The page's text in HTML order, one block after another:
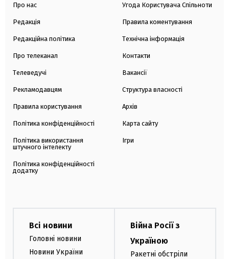
Про нас
Редакція
Редакційна політика
Про телеканал
Телеведучі
Рекламодавцям
Правила користування
Політика конфіденційності
Політика використання
штучного інтелекту
Політика конфіденційності
додатку
Угода Користувача Спільноти
Правила коментування
Технічна інформація
Контакти
Вакансії
Структура власності
Архів
Карта сайту
Ігри
Всі новини
Головні новини
Новини України
Війна Росії з
Україною
Ракетні обстріли